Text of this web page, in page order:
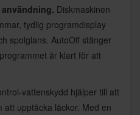
Diskmaskinen
tydlig programdisplay
spolglans. AutoOff stänger
är klart för att
vattenskydd hjälper till att
upptäcka läckor. Med en